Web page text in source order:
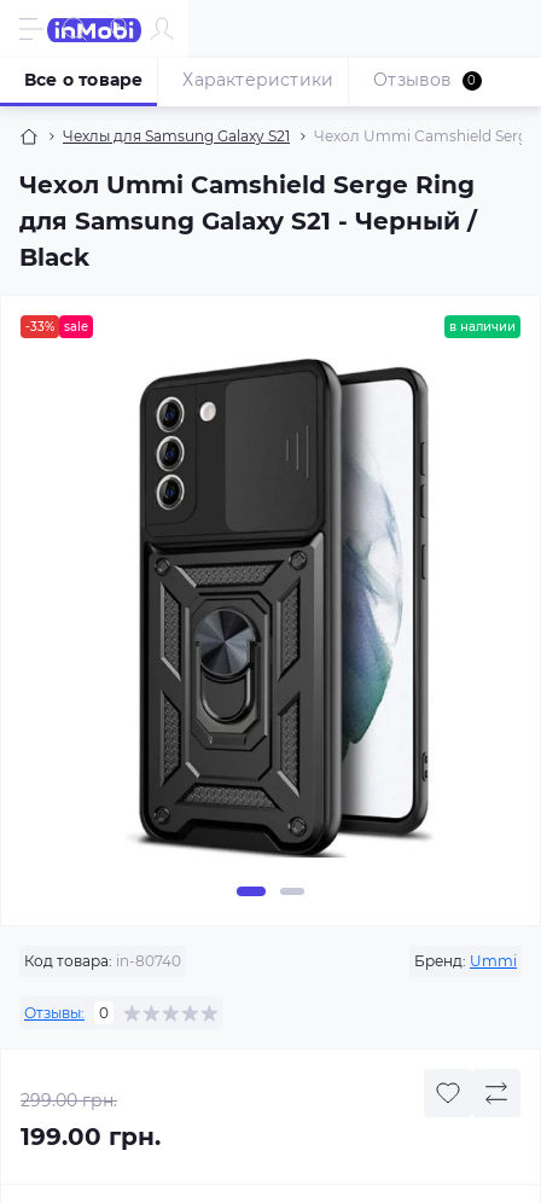
Чехлы для Samsung Galaxy S21 Чехол Ummi Camshield Serge
Чехол Ummi Camshield Serge Ring
для Samsung Galaxy S21 - Черный /
Black
Все о товаре Характеристики Отзывов 0
-33% sale в наличии
Код товара: in-80740 Бренд: Ummi
Отзывы: 0
299.00 грн.
199.00 грн.